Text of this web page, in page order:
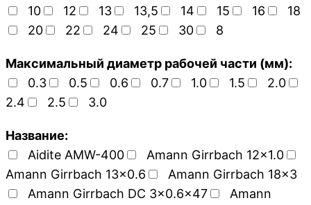
10
12 13 13,5 14 15 16
18
20
22 24 25 30 8
Максимальный диаметр рабочей части (мм):
0.3
0.5 0.6 0.7 1.0 1.5
2.0
2.4
2.5 3.0
Название:
Aidite AMW-400
Amann Girrbach 12x1.0
Amann Girrbach 13x0.6
Amann Girrbach 18x3
Amann Girrbach DC 3x0.6x47
Amann